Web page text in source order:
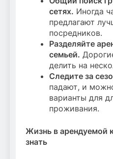
сетях. Иногда
предлагают
посредников.
Разделяйте
семьей.
делить на
Следите за
падают, и
варианты для
проживания.
Жизнь в арендуемой
знать